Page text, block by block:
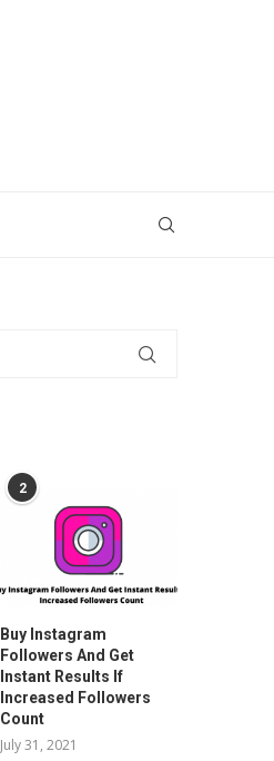
2
Buy Instagram
Followers And Get
Instant Results If
Increased Followers
Count
July 31, 2021